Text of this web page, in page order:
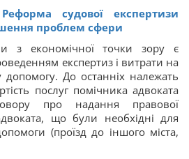
судової експертизи
проблем сфери
з економічної точки зору є
експертиз і витрати на
До останніх належать
послуг помічника адвоката
про надання правової
що були необхідні для
(проїзд до іншого міста,